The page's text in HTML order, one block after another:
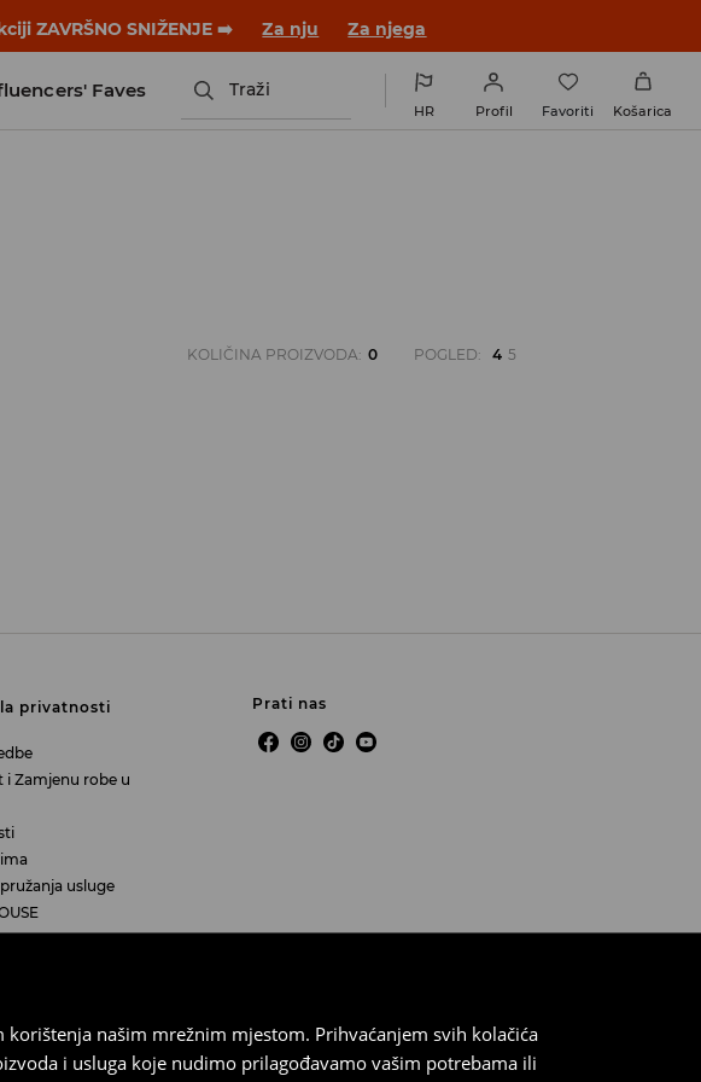
našim mrežnim mjestom. Prihvaćanjem svih kolačića
i usluga koje nudimo prilagođavamo vašim potrebama ili
ZAVRŠNO SNIŽENJE ➡️ Za nju Za njega
Faves Traži
HR Profil Favoriti Košarica
KOLIČINA PROIZVODA: 0 POGLED: 4 5
privatnosti
i Zamjenu robe u
usluge
Prati nas